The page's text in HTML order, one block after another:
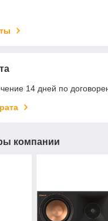
14 дней по
компании